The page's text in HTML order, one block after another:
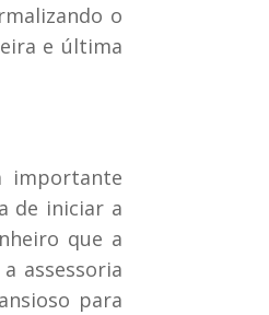
o
e última
importante
de iniciar a
que a
assessoria
para